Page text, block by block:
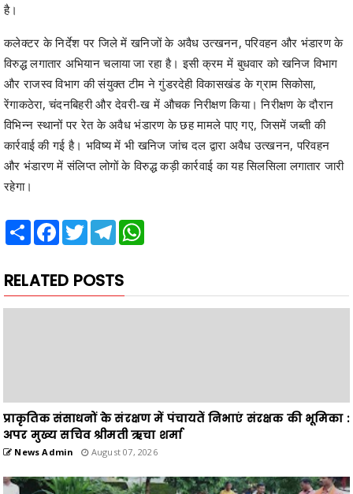
है।
कलेक्टर के निर्देश पर जिले में खनिजों के अवैध उत्खनन, परिवहन और भंडारण के
विरुद्ध लगातार अभियान चलाया जा रहा है। इसी क्रम में बुधवार को खनिज विभाग
और राजस्व विभाग की संयुक्त टीम ने गुंडरदेही विकासखंड के ग्राम सिकोसा,
रेंगाकठेरा, चंदनबिहरी और देवरी-ख में औचक निरीक्षण किया। निरीक्षण के दौरान
विभिन्न स्थानों पर रेत के अवैध भंडारण के छह मामले पाए गए, जिसमें जब्ती की
कार्रवाई की गई है। भविष्य में भी खनिज जांच दल द्वारा अवैध उत्खनन, परिवहन
और भंडारण में संलिप्त लोगों के विरुद्ध कड़ी कार्रवाई का यह सिलसिला लगातार जारी
रहेगा।
Share Facebook
TwitterTelegram
RELATED POSTS
प्राकृतिक संसाधनों के संरक्षण में पंचायतें निभाएं संरक्षक की भूमिका :
अपर मुख्य सचिव श्रीमती ऋचा शर्मा
News Admin August 07, 2026